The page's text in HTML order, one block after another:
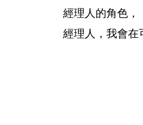
經理人的角色，
經理人，我會在